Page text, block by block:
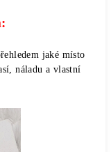
jaké místo
náladu a vlastní